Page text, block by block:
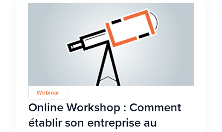
Webinar
Online Workshop : Comment
établir son entreprise au